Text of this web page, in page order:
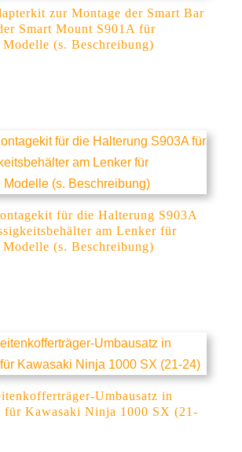
zur Montage der Smart Bar
Smart Mount S901A für
Modelle (s. Beschreibung)
für die Halterung S903A
am Lenker für
Modelle (s. Beschreibung)
Umbausatz in
für Kawasaki Ninja 1000 SX (21-